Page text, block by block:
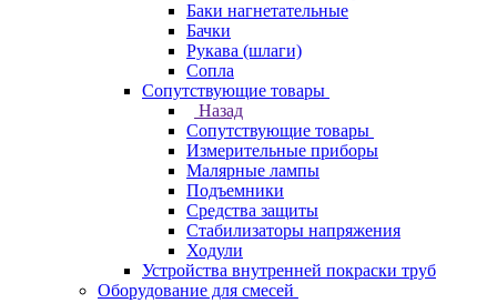
Баки нагнетательные
Бачки
Рукава (шлаги)
Сопла
Сопутствующие товары
Назад
Сопутствующие товары
Измерительные приборы
Малярные лампы
Подъемники
Средства защиты
Стабилизаторы напряжения
Ходули
Устройства внутренней покраски труб
Оборудование для смесей